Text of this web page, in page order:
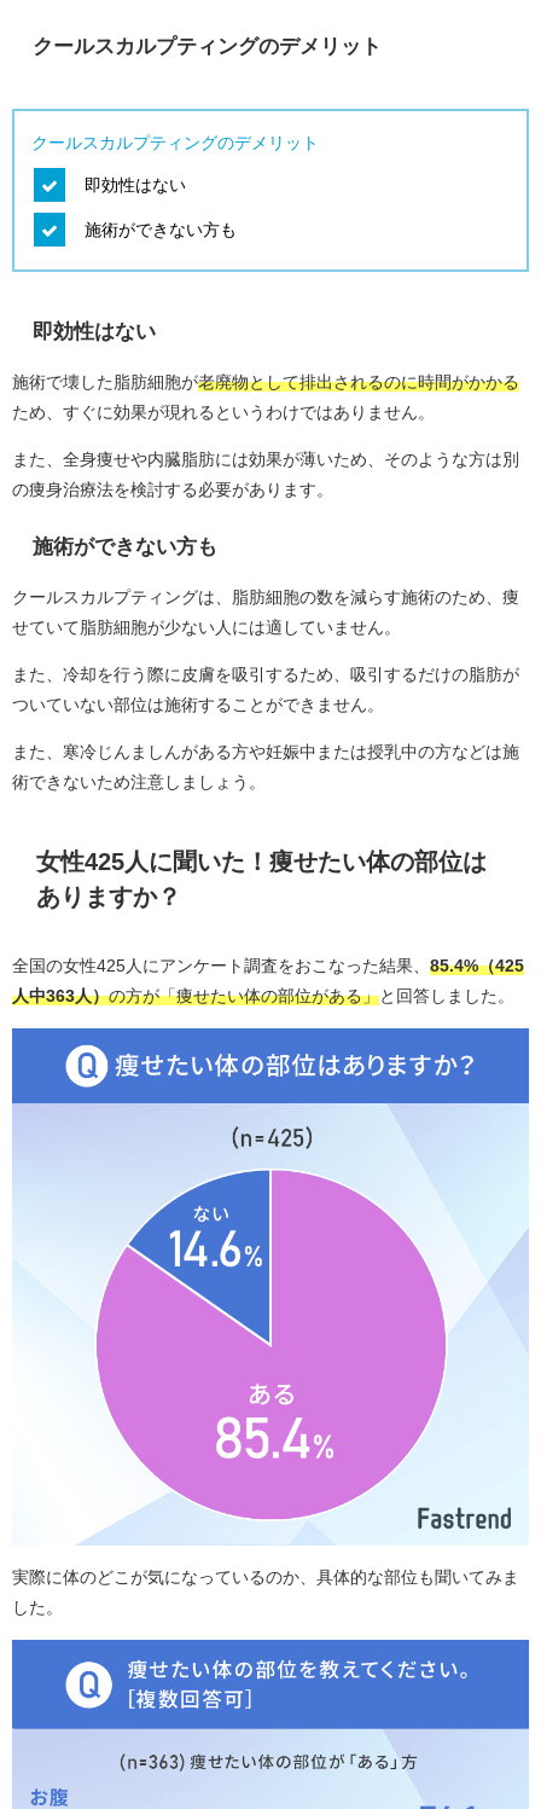
クールスカルプティングのデメリット
クールスカルプティングのデメリット
即効性はない
施術ができない方も
即効性はない
施術で壊した脂肪細胞が老廃物として排出されるのに時間がかかる
ため、すぐに効果が現れるというわけではありません。
また、全身痩せや内臓脂肪には効果が薄いため、そのような方は別
の痩身治療法を検討する必要があります。
施術ができない方も
クールスカルプティングは、脂肪細胞の数を減らす施術のため、痩
せていて脂肪細胞が少ない人には適していません。
また、冷却を行う際に皮膚を吸引するため、吸引するだけの脂肪が
ついていない部位は施術することができません。
また、寒冷じんましんがある方や妊娠中または授乳中の方などは施
術できないため注意しましょう。
女性425人に聞いた！痩せたい体の部位は
ありますか？
全国の女性425人にアンケート調査をおこなった結果、 85.4%（425
人中363人）の方が「痩せたい体の部位がある」と回答しました。
実際に体のどこが気になっているのか、具体的な部位も聞いてみま
した。